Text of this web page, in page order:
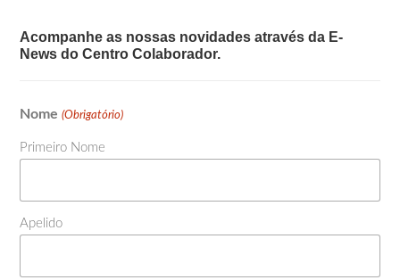
Acompanhe as nossas novidades através da E-
News do Centro Colaborador.
Nome (Obrigatório)
Primeiro Nome
Apelido